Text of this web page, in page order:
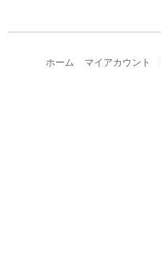
ホーム マイアカウント